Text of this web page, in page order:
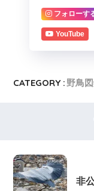
フォローす
YouTube
CATEGORY : 野鳥
非